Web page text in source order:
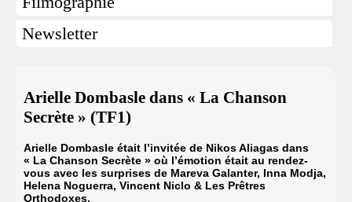
Newsletter
Arielle Dombasle dans « La Chanson
Secrète » (TF1)
Arielle Dombasle était l’invitée de Nikos Aliagas dans
« La Chanson Secrète » où l’émotion était au rendez-
vous avec les surprises de Mareva Galanter, Inna Modja,
Helena Noguerra, Vincent Niclo & Les Prêtres
Orthodoxes.